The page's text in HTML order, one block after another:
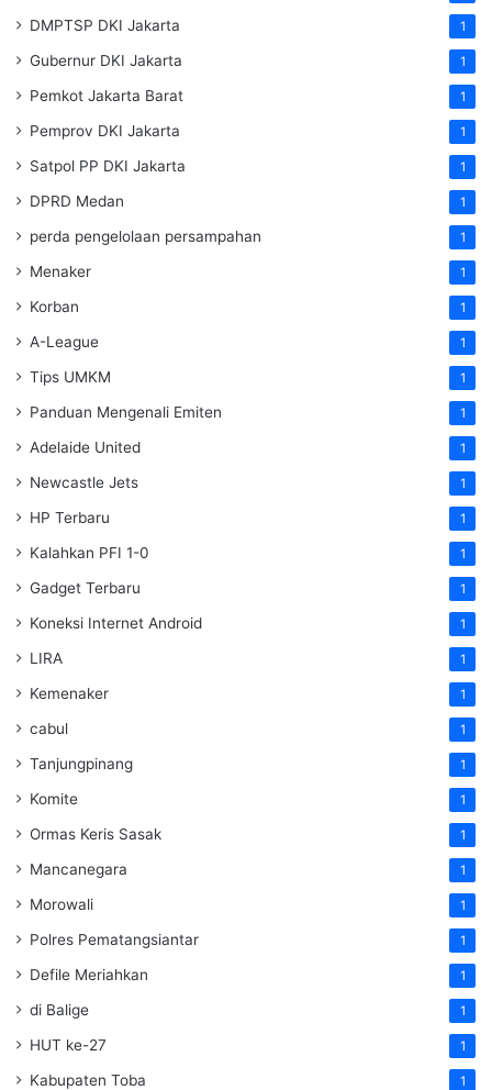
DMPTSP DKI Jakarta 1
Gubernur DKI Jakarta 1
Pemkot Jakarta Barat 1
Pemprov DKI Jakarta 1
Satpol PP DKI Jakarta 1
DPRD Medan 1
perda pengelolaan persampahan 1
Menaker 1
Korban 1
A-League 1
Tips UMKM 1
Panduan Mengenali Emiten 1
Adelaide United 1
Newcastle Jets 1
HP Terbaru 1
Kalahkan PFI 1-0 1
Gadget Terbaru 1
Koneksi Internet Android 1
LIRA 1
Kemenaker 1
cabul 1
Tanjungpinang 1
Komite 1
Ormas Keris Sasak 1
Mancanegara 1
Morowali 1
Polres Pematangsiantar 1
Defile Meriahkan 1
di Balige 1
HUT ke-27 1
Kabupaten Toba 1